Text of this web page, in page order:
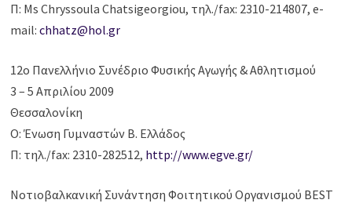
Π: Ms Chryssoula Chatsigeorgiou, τηλ./fax: 2310-214807, e-
mail:chhatz@hol.gr
12ο Πανελλήνιο Συνέδριο Φυσικής Αγωγής & Αθλητισμού
3 – 5 Απριλίου 2009
Θεσσαλονίκη
Ο: Ένωση Γυμναστών Β. Ελλάδος
Π: τηλ./fax: 2310-282512, http://www.egve.gr/
Νοτιοβαλκανική Συνάντηση Φοιτητικού Οργανισμού BEST